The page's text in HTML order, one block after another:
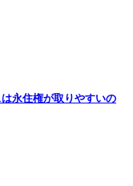
永住権が取りやすいの